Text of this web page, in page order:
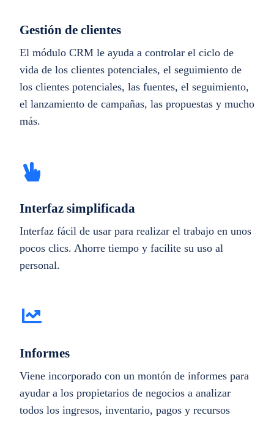
Gestión de clientes
El módulo CRM le ayuda a controlar el ciclo de
vida de los clientes potenciales, el seguimiento de
los clientes potenciales, las fuentes, el seguimiento,
el lanzamiento de campañas, las propuestas y mucho
más.
Interfaz simplificada
Interfaz fácil de usar para realizar el trabajo en unos
pocos clics. Ahorre tiempo y facilite su uso al
personal.
Informes
Viene incorporado con un montón de informes para
ayudar a los propietarios de negocios a analizar
todos los ingresos, inventario, pagos y recursos